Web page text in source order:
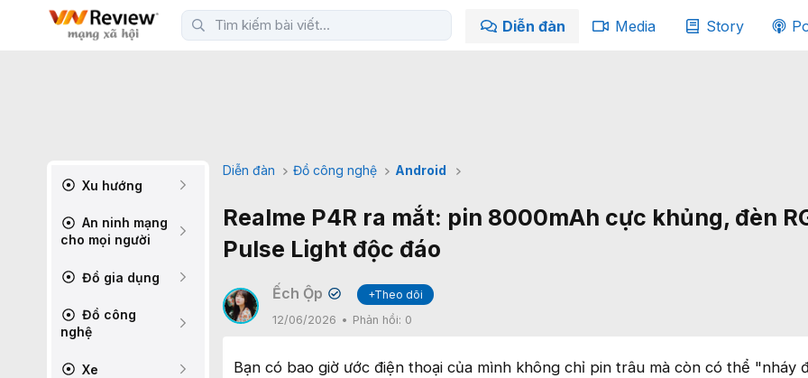
Diễn đàn Media Story
Xu hướng
An ninh mạng
cho mọi người
Đồ gia dụng
Đồ công
nghệ
Xe
Diễn đàn Đồ công nghệ Android
Realme P4R ra mắt: pin 8000mAh cực khủng, đèn
Pulse Light độc đáo
Ếch Ộp ✔
+Theo dõi
12/06/2026
Phản hồi: 0
Bạn có bao giờ ước điện thoại của mình không chỉ pin trâu mà còn có thể "nháy